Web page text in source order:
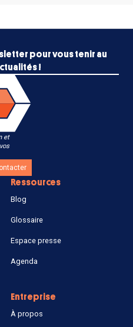
pour vous tenir au
!
et
Ressources
Blog
Glossaire
Espace presse
Agenda
Entreprise
À propos